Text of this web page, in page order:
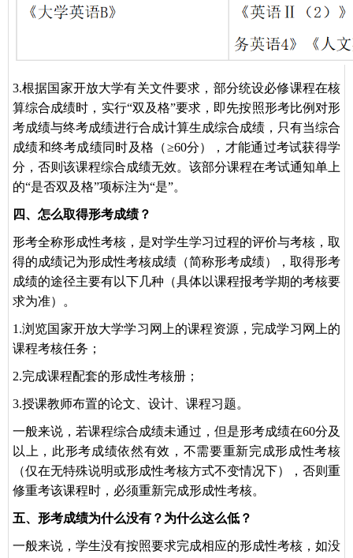
3.根据国家开放大学有关文件要求，部分统设必修课程在核
算综合成绩时，实行“双及格”要求，即先按照形考比例对形
考成绩与终考成绩进行合成计算生成综合成绩，只有当综合
成绩和终考成绩同时及格（≥60分），才能通过考试获得学
分，否则该课程综合成绩无效。该部分课程在考试通知单上
的“是否双及格”项标注为“是”。
四、怎么取得形考成绩？
形考全称形成性考核，是对学生学习过程的评价与考核， 取
得的成绩记为形成性考核成绩（简称形考成绩），取得形考
成绩的途径主要有以下几种（具体以课程报考学期的考核要
求为准）。
1.浏览国家开放大学学习网上的课程资源，完成学习网上的
课程考核任务；
2.完成课程配套的形成性考核册；
3.授课教师布置的论文、设计、课程习题。
一般来说，若课程综合成绩未通过，但是形考成绩在60分及
以上，此形考成绩依然有效，不需要重新完成形成性考核
（仅在无特殊说明或形成性考核方式不变情况下），否则重
修重考该课程时，必须重新完成形成性考核。
五、形考成绩为什么没有？为什么这么低？
一般来说，学生没有按照要求完成相应的形成性考核，如没